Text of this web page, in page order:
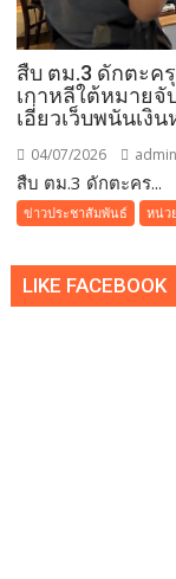
สืบ ตม.3 ดักตะค
เกาหลีใต้หมายจั
เอี่ยวเว็บพนันเงิ
04/07/2026
สืบ ตม.3 ดักตะคร...
ข่าวประชาสัมพันธ์ หน่ว
LIKE FACEBOOK